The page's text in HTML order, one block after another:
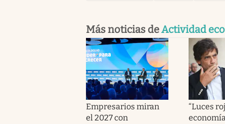
Más noticias deActividad
Empresarios miran
el 2027 con
“Luces